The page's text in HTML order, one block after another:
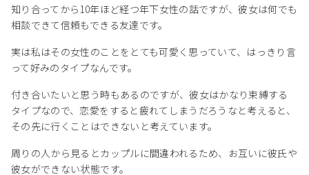
知り合ってから10年ほど経つ年下女性の話ですが、彼女は何でも
相談できて信頼もできる友達です。
実は私はその女性のことをとても可愛く思っていて、はっきり言
って好みのタイプなんです。
付き合いたいと思う時もあるのですが、彼女はかなり束縛する
タイプなので、恋愛をすると疲れてしまうだろうなと考えると、
その先に行くことはできないと考えています。
周りの人から見るとカップルに間違われるため、お互いに彼氏や
彼女ができない状態です。